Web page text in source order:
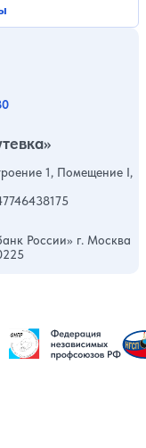
1, Помещение I,
России» г. Москва